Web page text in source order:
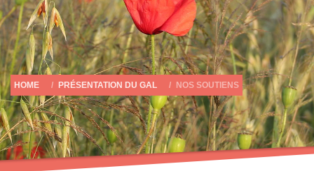
HOME PRÉSENTATION DU GAL NOS SOUTIENS